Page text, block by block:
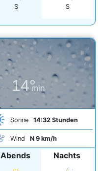
S
S
14°
min
Sonne 14:32 Stunden
Wind N 9 km/h
Abends Nachts